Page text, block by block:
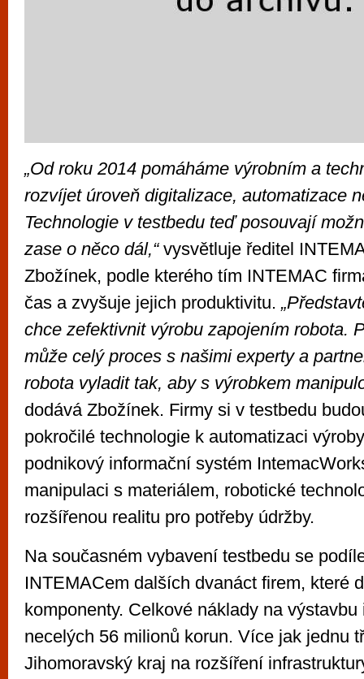
„Od roku 2014 pomáháme výrobním a
rozvíjet úroveň digitalizace, automatizace
Technologie v testbedu teď posouvají
zase o něco dál,“vysvětluje ředitel
Zbožínek, podle kterého tím INTEMAC
čas a zvyšuje jejich produktivitu.
chce zefektivnit výrobu zapojením robota.
může celý proces s našimi experty a
robota vyladit tak, aby s výrobkem
dodává Zbožínek. Firmy si v testbedu
pokročilé technologie k automatizaci
podnikový informační systém
manipulaci s materiálem, robotické
rozšířenou realitu pro potřeby údržby.
Na současném vybavení testbedu se
INTEMACem dalších dvanáct firem, které
komponenty. Celkové náklady na
necelých 56 milionů korun. Více jak jednu
Jihomoravský kraj na rozšíření